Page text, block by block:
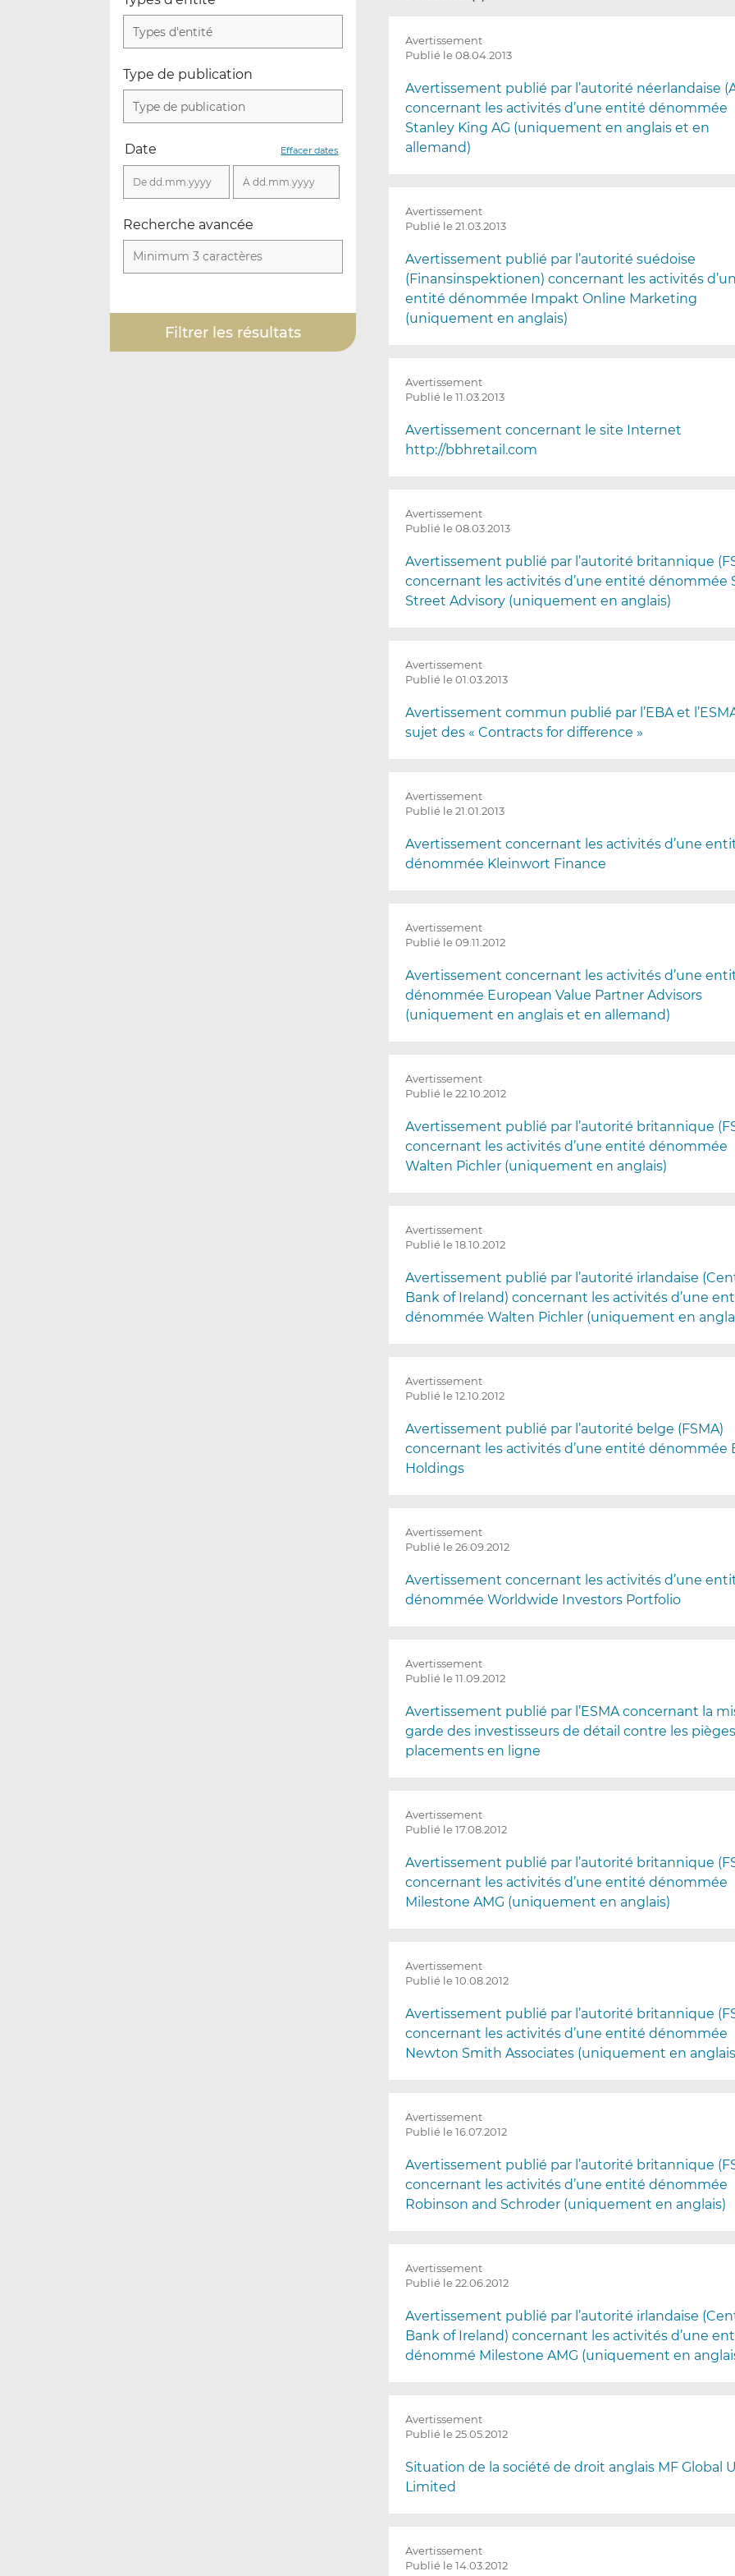
Types d'entité
Type de publication
Type de publication
Date Effacer dates
Recherche avancée
e
e
r
e
c
h
g
e
a
a
p
è
a
s
l
e
o
n
Avertissement
Publié le 08.04.2013
Avertissement publié par l’autorité néerlandaise
concernant les activités d’une entité dénommée
Stanley King AG (uniquement en anglais et en
allemand)
Avertissement
Publié le 21.03.2013
Avertissement publié par l’autorité suédoise
(Finansinspektionen) concernant les activités
entité dénommée Impakt Online Marketing
(uniquement en anglais)
Avertissement
Publié le 11.03.2013
Avertissement concernant le site Internet
http://bbhretail.com
Avertissement
Publié le 08.03.2013
Avertissement publié par l’autorité britannique
concernant les activités d’une entité dénommée
Street Advisory (uniquement en anglais)
Avertissement
Publié le 01.03.2013
Avertissement commun publié par l’EBA et
sujet des « Contracts for difference »
Avertissement
Publié le 21.01.2013
Avertissement concernant les activités d’une
dénommée Kleinwort Finance
Avertissement
Publié le 09.11.2012
Avertissement concernant les activités d’une
dénommée European Value Partner Advisors
(uniquement en anglais et en allemand)
Avertissement
Publié le 22.10.2012
Avertissement publié par l’autorité britannique
concernant les activités d’une entité dénommée
Walten Pichler (uniquement en anglais)
Avertissement
Publié le 18.10.2012
Avertissement publié par l’autorité irlandaise
Bank of Ireland) concernant les activités d’une
dénommée Walten Pichler (uniquement en
Avertissement
Publié le 12.10.2012
Avertissement publié par l’autorité belge (FSMA)
concernant les activités d’une entité dénommée
Holdings
Avertissement
Publié le 26.09.2012
Avertissement concernant les activités d’une
dénommée Worldwide Investors Portfolio
Avertissement
Publié le 11.09.2012
Avertissement publié par l’ESMA concernant la
garde des investisseurs de détail contre les
placements en ligne
Avertissement
Publié le 17.08.2012
Avertissement publié par l’autorité britannique
concernant les activités d’une entité dénommée
Milestone AMG (uniquement en anglais)
Avertissement
Publié le 10.08.2012
Avertissement publié par l’autorité britannique
concernant les activités d’une entité dénommée
Newton Smith Associates (uniquement en
Avertissement
Publié le 16.07.2012
Avertissement publié par l’autorité britannique
concernant les activités d’une entité dénommée
Robinson and Schroder (uniquement en anglais)
Avertissement
Publié le 22.06.2012
Avertissement publié par l’autorité irlandaise
Bank of Ireland) concernant les activités d’une
dénommé Milestone AMG (uniquement en
Avertissement
Publié le 25.05.2012
Situation de la société de droit anglais MF Global
Limited
Avertissement
Publié le 14.03.2012